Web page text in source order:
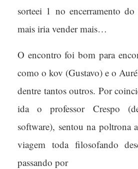
sorteei 1 no encerramento do
mais iria vender mais…
O encontro foi bom para
como o kov (Gustavo) e o
dentre tantos outros. Por
ida o professor Crespo
software), sentou na poltrona
viagem toda filosofando
passando por